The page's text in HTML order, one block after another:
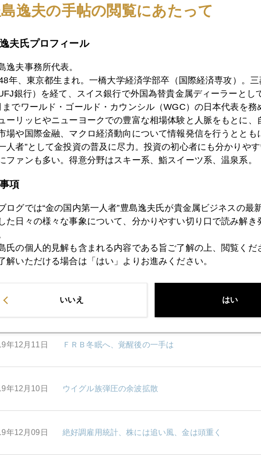
年12月23日 金を巡る各国の思惑
年12月20日 カリスマ投資家、涙のワケ
年12月19日 金価格を読む６つの勘所（保存版）
年12月16日 米中合意相場、２０２０年への教訓
年12月13日 米中部分合意、くせ者は「原状回帰」条項
年12月12日 エコノミスト懇親会
年12月11日 ＦＲＢ冬眠へ、覚醒後の一手は
年12月10日 ウイグル族弾圧の余波拡散
年12月09日 絶好調雇用統計、株には追い風、金は頭重く
逸夫の手帖の閲覧にあたって
夫氏プロフィール
逸夫事務所代表。
年、東京都生まれ。一橋大学経済学部卒（国際経済専攻）。
銀行）を経て、スイス銀行で外国為替貴金属ディーラーとし
までワールド・ゴールド・カウンシル（WGC）の日本代表を務
ーリッヒやニューヨークでの豊富な相場体験と人脈をもとに、
場や国際金融、マクロ経済動向について情報発信を行うととも
人者”として金投資の普及に尽力。投資の初心者にも分かりや
ファンも多い。得意分野はスキー系、鮨スイーツ系、温泉系。
項
ログでは“金の国内第一人者”豊島逸夫氏が貴金属ビジネスの最
た日々の様々な事象について、分かりやすい切り口で読み解き
氏の個人的見解も含まれる内容である旨ご了解の上、閲覧くだ
解いただける場合は「はい」よりお進みください。
いいえ はい